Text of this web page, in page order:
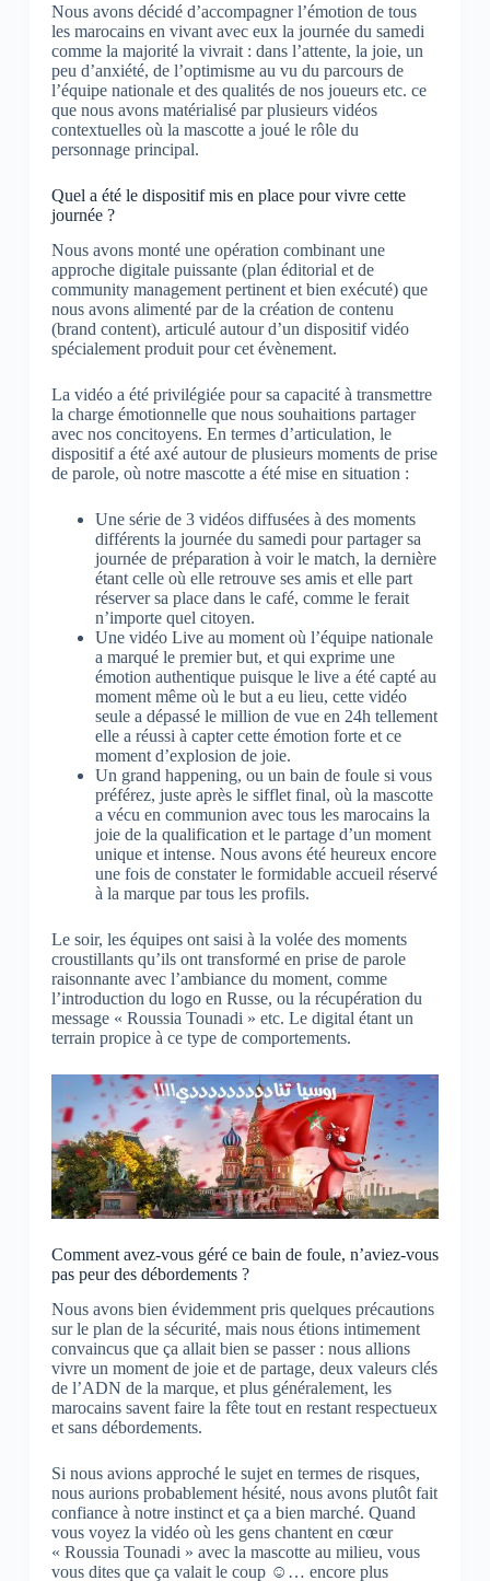
Nous avons décidé d’accompagner l’émotion de tous
les marocains en vivant avec eux la journée du samedi
comme la majorité la vivrait : dans l’attente, la joie, un
peu d’anxiété, de l’optimisme au vu du parcours de
l’équipe nationale et des qualités de nos joueurs etc. ce
que nous avons matérialisé par plusieurs vidéos
contextuelles où la mascotte a joué le rôle du
personnage principal.
Quel a été le dispositif mis en place pour vivre cette
journée ?
Nous avons monté une opération combinant une
approche digitale puissante (plan éditorial et de
community management pertinent et bien exécuté) que
nous avons alimenté par de la création de contenu
(brand content), articulé autour d’un dispositif vidéo
spécialement produit pour cet évènement.
La vidéo a été privilégiée pour sa capacité à transmettre
la charge émotionnelle que nous souhaitions partager
avec nos concitoyens. En termes d’articulation, le
dispositif a été axé autour de plusieurs moments de prise
de parole, où notre mascotte a été mise en situation :
Une série de 3 vidéos diffusées à des moments
différents la journée du samedi pour partager sa
journée de préparation à voir le match, la dernière
étant celle où elle retrouve ses amis et elle part
réserver sa place dans le café, comme le ferait
n’importe quel citoyen.
Une vidéo Live au moment où l’équipe nationale
a marqué le premier but, et qui exprime une
émotion authentique puisque le live a été capté au
moment même où le but a eu lieu, cette vidéo
seule a dépassé le million de vue en 24h tellement
elle a réussi à capter cette émotion forte et ce
moment d’explosion de joie.
Un grand happening, ou un bain de foule si vous
préférez, juste après le sifflet final, où la mascotte
a vécu en communion avec tous les marocains la
joie de la qualification et le partage d’un moment
unique et intense. Nous avons été heureux encore
une fois de constater le formidable accueil réservé
à la marque par tous les profils.
Le soir, les équipes ont saisi à la volée des moments
croustillants qu’ils ont transformé en prise de parole
raisonnante avec l’ambiance du moment, comme
l’introduction du logo en Russe, ou la récupération du
message « Roussia Tounadi » etc. Le digital étant un
terrain propice à ce type de comportements.
Comment avez-vous géré ce bain de foule, n’aviez-vous
pas peur des débordements ?
Nous avons bien évidemment pris quelques précautions
sur le plan de la sécurité, mais nous étions intimement
convaincus que ça allait bien se passer : nous allions
vivre un moment de joie et de partage, deux valeurs clés
de l’ADN de la marque, et plus généralement, les
marocains savent faire la fête tout en restant respectueux
et sans débordements.
Si nous avions approché le sujet en termes de risques,
nous aurions probablement hésité, nous avons plutôt fait
confiance à notre instinct et ça a bien marché. Quand
vous voyez la vidéo où les gens chantent en cœur
« Roussia Tounadi » avec la mascotte au milieu, vous
vous dites que ça valait le coup ☺… encore plus